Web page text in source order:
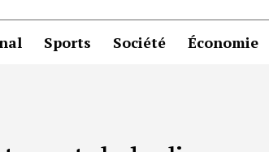
Sports Société Économie